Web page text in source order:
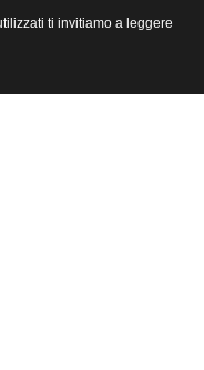
ti invitiamo a leggere